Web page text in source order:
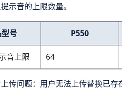
示音的上限数量。
号 P550
音上限 64
传问题：用户无法上传替换已存